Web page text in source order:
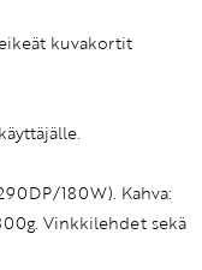
kuvakortit
180W). Kahva:
Vinkkilehdet sekä